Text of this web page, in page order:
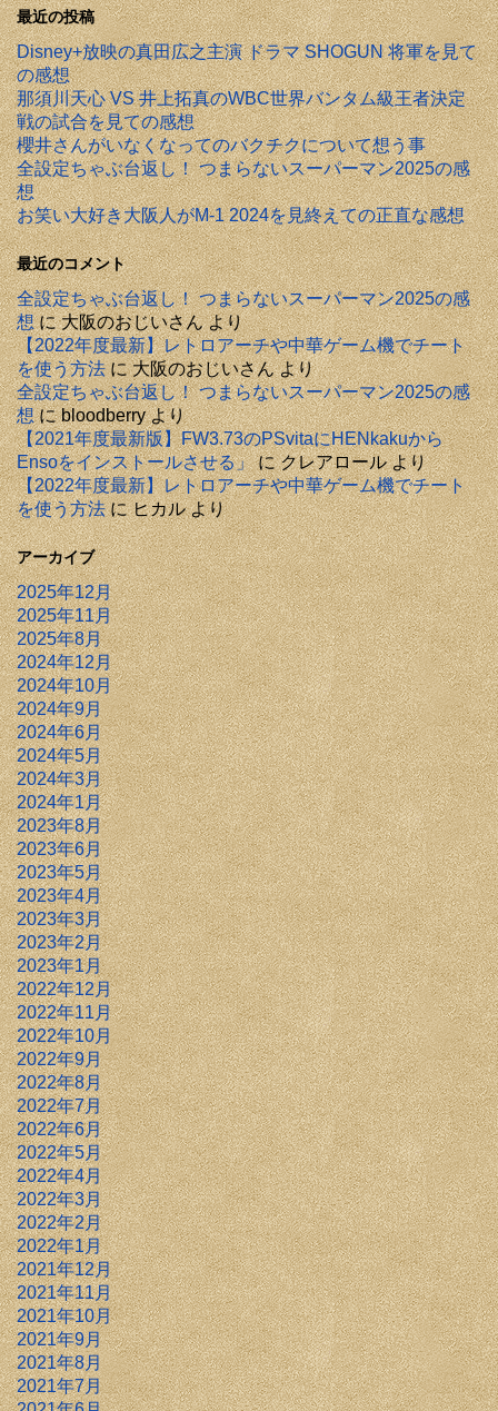
最近の投稿
Disney+放映の真田広之主演 ドラマ SHOGUN 将軍を見て
の感想
那須川天心 VS 井上拓真のWBC世界バンタム級王者決定
戦の試合を見ての感想
櫻井さんがいなくなってのバクチクについて想う事
全設定ちゃぶ台返し！ つまらないスーパーマン2025の感
想
お笑い大好き大阪人がM-1 2024を見終えての正直な感想
最近のコメント
全設定ちゃぶ台返し！ つまらないスーパーマン2025の感
想に大阪のおじいさんより
【2022年度最新】レトロアーチや中華ゲーム機でチート
を使う方法に大阪のおじいさんより
全設定ちゃぶ台返し！ つまらないスーパーマン2025の感
想にbloodberryより
【2021年度最新版】FW3.73のPSvitaにHENkakuから
Ensoをインストールさせる」にクレアロールより
【2022年度最新】レトロアーチや中華ゲーム機でチート
を使う方法にヒカルより
アーカイブ
2025年12月
2025年11月
2025年8月
2024年12月
2024年10月
2024年9月
2024年6月
2024年5月
2024年3月
2024年1月
2023年8月
2023年6月
2023年5月
2023年4月
2023年3月
2023年2月
2023年1月
2022年12月
2022年11月
2022年10月
2022年9月
2022年8月
2022年7月
2022年6月
2022年5月
2022年4月
2022年3月
2022年2月
2022年1月
2021年12月
2021年11月
2021年10月
2021年9月
2021年8月
2021年7月